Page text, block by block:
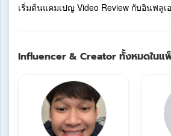
เริ่มต้นแคมเปญ Video Review กับอินฟลู
Influencer & Creator ทั้งหมดในแ